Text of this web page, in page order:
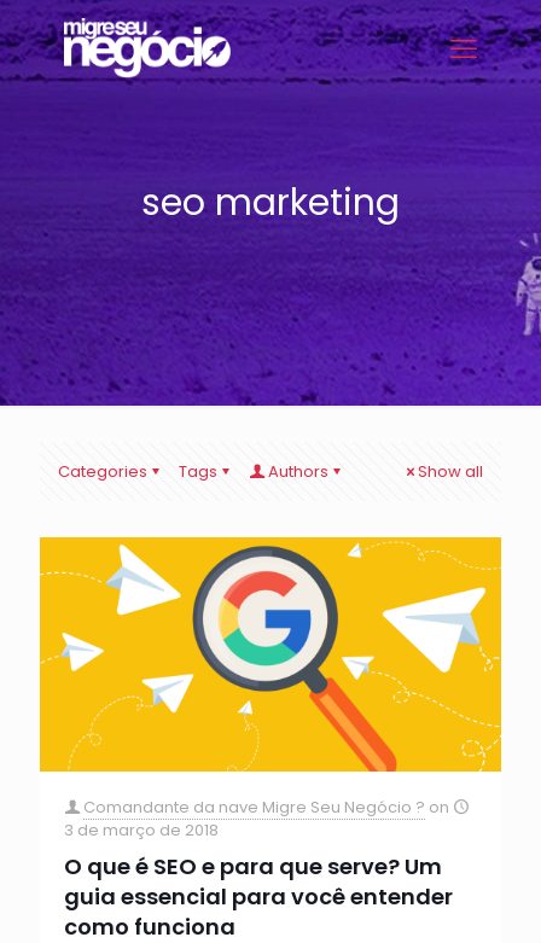
seo marketing
Categories Tags Authors Show all
Comandante da nave Migre Seu Negócio ? on
3 de março de 2018
O que é SEO e para que serve? Um
guia essencial para você entender
como funciona